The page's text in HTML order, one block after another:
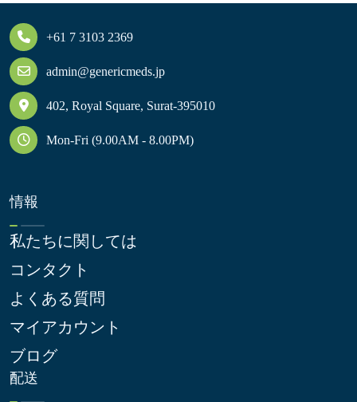
+61 7 3103 2369
admin@genericmeds.jp
402, Royal Square, Surat-395010
Mon-Fri (9.00AM - 8.00PM)
情報
私たちに関しては
コンタクト
よくある質問
マイアカウント
ブログ
配送